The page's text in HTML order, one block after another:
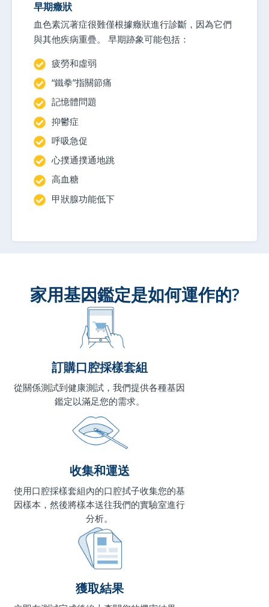
早期癥狀
血色素沉著症很難僅根據癥狀進行診斷，因為它們
與其他疾病重疊。 早期跡象可能包括：
疲勞和虛弱
“鐵拳”指關節痛
記憶體問題
抑鬱症
呼吸急促
心撲通撲通地跳
高血糖
甲狀腺功能低下
家用基因鑑定是如何運作的?
訂購口腔採樣套組
從關係測試到健康測試，我們提供各種基因
鑑定以滿足您的需求。
收集和運送
使用口腔採樣套組內的口腔拭子收集您的基
因樣本，然後將樣本送往我們的實驗室進行
分析。
獲取結果